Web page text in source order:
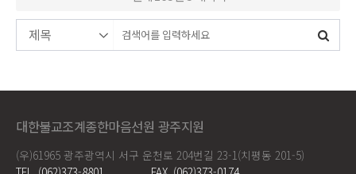
대한불교조계종한마음선원 광주지원
(우)61965 광주광역시 서구 운천로 204번길 23-1(치평동 201-5)